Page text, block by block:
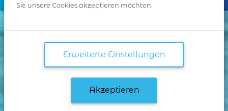
Sie unsere Cookies akzeptieren möchten.
Erweiterte Einstellungen
Akzeptieren